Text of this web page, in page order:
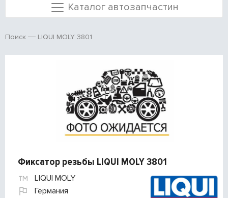
Каталог автозапчастин
Поиск LIQUI MOLY 3801
Фиксатор резьбы LIQUI MOLY 3801
LIQUI MOLY
Германия